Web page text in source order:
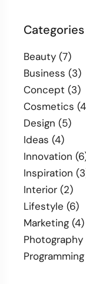
Categories
Beauty (7)
Business (3)
Concept (3)
Cosmetics
Design (5)
Ideas (4)
Innovation
Inspiration
Interior (2)
Lifestyle (6)
Marketing (4)
Photography
Programming